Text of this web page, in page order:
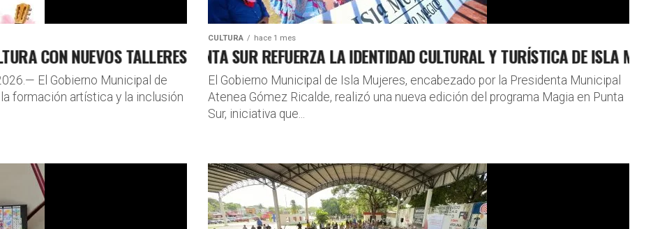
CON NUEVOS TALLERES GRATUITOS PARA TODA LA COMUNIDAD
El Gobierno Municipal de
formación artística y la inclusión
CULTURA hace 1 mes
MAGIA EN PUNTA SUR REFUERZA LA IDENTIDAD CULTURAL Y TURÍSTICA DE ISLA MUJERES
El Gobierno Municipal de Isla Mujeres, encabezado por la Presidenta Municipal
Atenea Gómez Ricalde, realizó una nueva edición del programa Magia en Punta
Sur, iniciativa que...